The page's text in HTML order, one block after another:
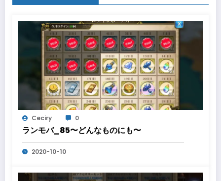
Ceciry 0
ランモバ_85〜どんなものにも〜
2020-10-10